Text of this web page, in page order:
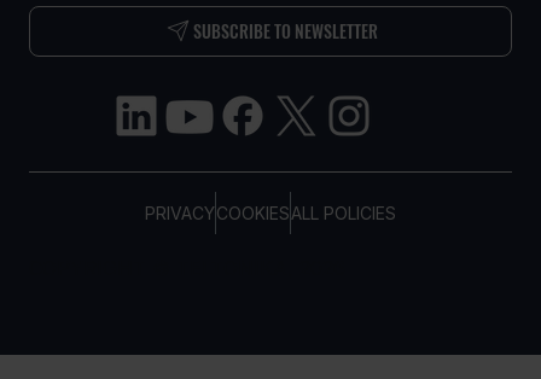
PRIVACYCOOKIESALL POLICIES
SUBSCRIBE TO NEWSLETTER